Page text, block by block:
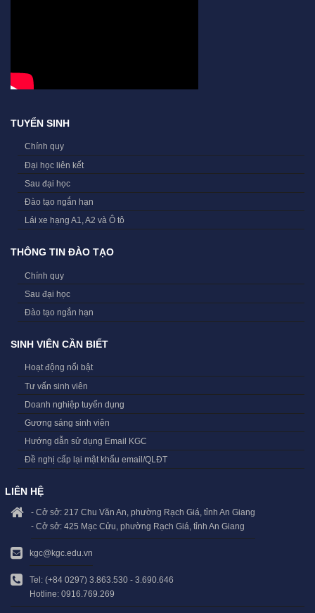
TUYỂN SINH
Chính quy
Đại học liên kết
Sau đại học
Đào tạo ngắn hạn
Lái xe hạng A1, A2 và Ô tô
THÔNG TIN ĐÀO TẠO
Chính quy
Sau đại học
Đào tạo ngắn hạn
SINH VIÊN CẦN BIẾT
Hoạt động nổi bật
Tư vấn sinh viên
Doanh nghiệp tuyển dụng
Gương sáng sinh viên
Hướng dẫn sử dụng Email KGC
Đề nghị cấp lại mật khẩu email/QLĐT
LIÊN HỆ
- Cở sở: 217 Chu Văn An, phường Rạch Giá, tỉnh An Giang
- Cở sở: 425 Mạc Cửu, phường Rạch Giá, tỉnh An Giang
kgc@kgc.edu.vn
Tel: (+84 0297) 3.863.530 - 3.690.646
Hotline: 0916.769.269